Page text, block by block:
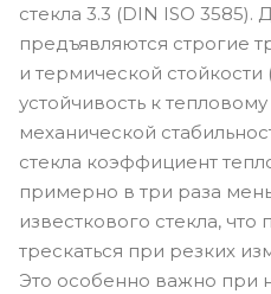
стекла 3.3 (DIN ISO 3585).
предъявляются строгие
и термической стойкости
устойчивость к
механической
стекла коэффициент
примерно в три раза
известкового стекла, что
трескаться при резких
Это особенно важно при